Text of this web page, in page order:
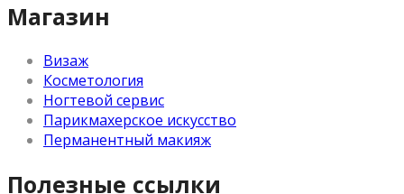
Магазин
Визаж
Косметология
Ногтевой сервис
Парикмахерское искусство
Перманентный макияж
Полезные ссылки